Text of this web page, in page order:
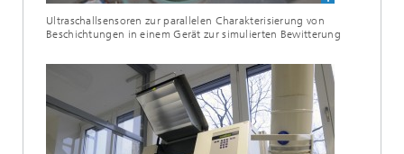
Ultraschallsensoren zur parallelen Charakterisierung von
Beschichtungen in einem Gerät zur simulierten Bewitterung